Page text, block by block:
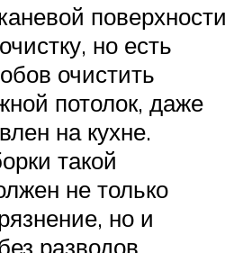
поверхности
но есть
очистить
потолок, даже
на кухне.
такой
не только
но и
разводов.